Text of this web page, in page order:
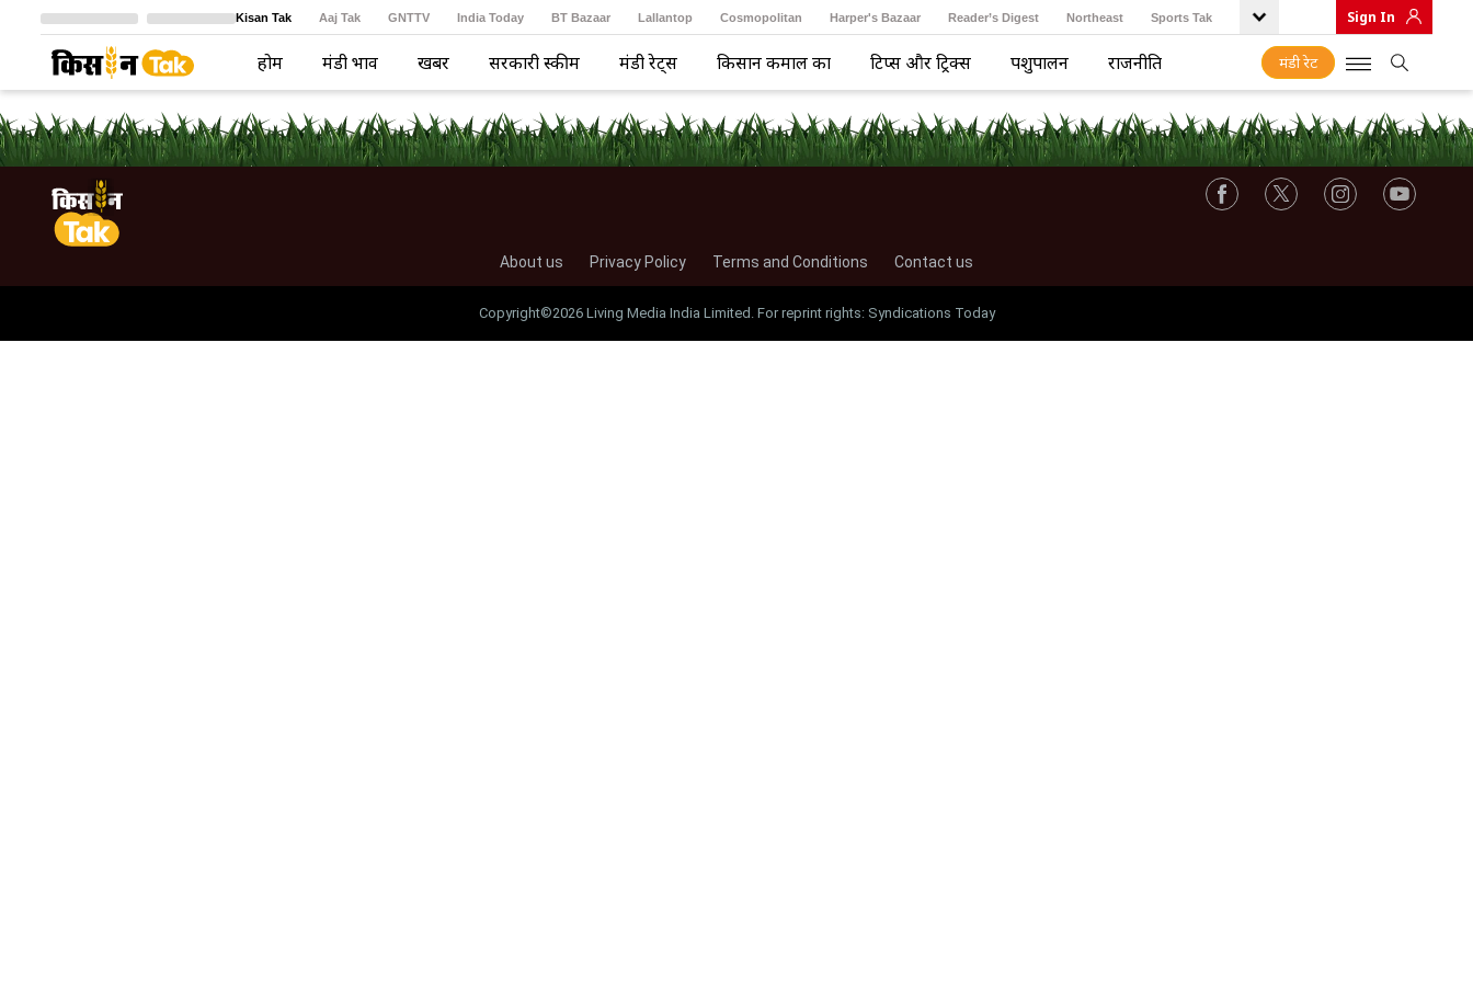
Kisan Tak Aaj Tak GNTTV India Today BT Bazaar Lallantop Cosmopolitan Harper's Bazaar Reader’s Digest Northeast Sports Tak
Crime Tak Astro Tak
Sign In
होम मंडी भाव खबरें सरकारी स्कीम मंडी रेट्स किसान कमाल का टिप्स और ट्रिक्स पशुपालन राजनीति मंडी रेट
About us Privacy Policy Terms and Conditions Contact us
Copyright©2026 Living Media India Limited. For reprint rights: Syndications Today